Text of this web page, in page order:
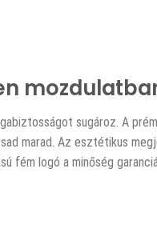
sugároz. A
marad. Az esztétikus
fém logó a minőség